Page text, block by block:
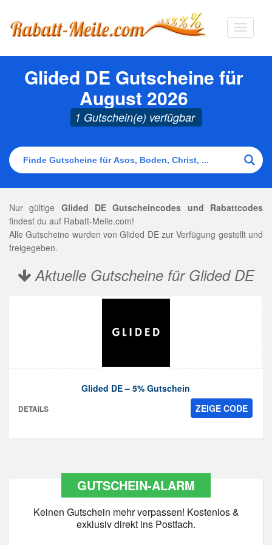
Glided DE Gutscheine für
August 2026
1 Gutschein(e) verfügbar
Nur gültige Glided DE Gutscheincodes und Rabattcodes
findest du auf Rabatt-Meile.com!
Alle Gutscheine wurden von Glided DE zur Verfügung gestellt und
freigegeben.
Aktuelle Gutscheine für Glided DE
Glided DE – 5% Gutschein
DETAILS ZEIGE CODE
GUTSCHEIN-ALARM
Keinen Gutschein mehr verpassen! Kostenlos &
exklusiv direkt ins Postfach.